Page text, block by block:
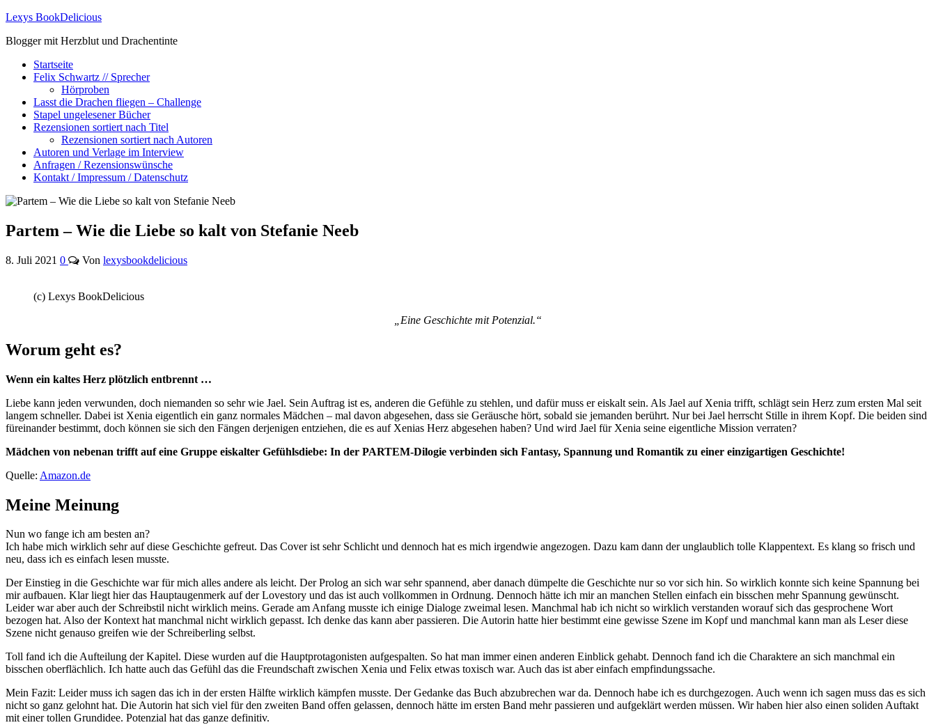
Lexys BookDelicious
Blogger mit Herzblut und Drachentinte
Startseite
Felix Schwartz // Sprecher
Hörproben
Lasst die Drachen fliegen – Challenge
Stapel ungelesener Bücher
Rezensionen sortiert nach Titel
Rezensionen sortiert nach Autoren
Autoren und Verlage im Interview
Anfragen / Rezensionswünsche
Kontakt / Impressum / Datenschutz
Partem – Wie die Liebe so kalt von Stefanie Neeb
8. Juli 2021 0 Von lexysbookdelicious
(c) Lexys BookDelicious
„Eine Geschichte mit Potenzial.“
Worum geht es?
Wenn ein kaltes Herz plötzlich entbrennt …
Liebe kann jeden verwunden, doch niemanden so sehr wie Jael. Sein Auftrag ist es, anderen die Gefühle zu stehlen, und dafür muss er eiskalt sein. Als Jael auf Xenia trifft, schlägt sein Herz zum ersten Mal seit
langem schneller. Dabei ist Xenia eigentlich ein ganz normales Mädchen – mal davon abgesehen, dass sie Geräusche hört, sobald sie jemanden berührt. Nur bei Jael herrscht Stille in ihrem Kopf. Die beiden sind
füreinander bestimmt, doch können sie sich den Fängen derjenigen entziehen, die es auf Xenias Herz abgesehen haben? Und wird Jael für Xenia seine eigentliche Mission verraten?
Mädchen von nebenan trifft auf eine Gruppe eiskalter Gefühlsdiebe: In der PARTEM-Dilogie verbinden sich Fantasy, Spannung und Romantik zu einer einzigartigen Geschichte!
Quelle: Amazon.de
Meine Meinung
Nun wo fange ich am besten an?
Ich habe mich wirklich sehr auf diese Geschichte gefreut. Das Cover ist sehr Schlicht und dennoch hat es mich irgendwie angezogen. Dazu kam dann der unglaublich tolle Klappentext. Es klang so frisch und
neu, dass ich es einfach lesen musste.
Der Einstieg in die Geschichte war für mich alles andere als leicht. Der Prolog an sich war sehr spannend, aber danach dümpelte die Geschichte nur so vor sich hin. So wirklich konnte sich keine Spannung bei
mir aufbauen. Klar liegt hier das Hauptaugenmerk auf der Lovestory und das ist auch vollkommen in Ordnung. Dennoch hätte ich mir an manchen Stellen einfach ein bisschen mehr Spannung gewünscht.
Leider war aber auch der Schreibstil nicht wirklich meins. Gerade am Anfang musste ich einige Dialoge zweimal lesen. Manchmal hab ich nicht so wirklich verstanden worauf sich das gesprochene Wort
bezogen hat. Also der Kontext hat manchmal nicht wirklich gepasst. Ich denke das kann aber passieren. Die Autorin hatte hier bestimmt eine gewisse Szene im Kopf und manchmal kann man als Leser diese
Szene nicht genauso greifen wie der Schreiberling selbst.
Toll fand ich die Aufteilung der Kapitel. Diese wurden auf die Hauptprotagonisten aufgespalten. So hat man immer einen anderen Einblick gehabt. Dennoch fand ich die Charaktere an sich manchmal ein
bisschen oberflächlich. Ich hatte auch das Gefühl das die Freundschaft zwischen Xenia und Felix etwas toxisch war. Auch das ist aber einfach empfindungssache.
Mein Fazit: Leider muss ich sagen das ich in der ersten Hälfte wirklich kämpfen musste. Der Gedanke das Buch abzubrechen war da. Dennoch habe ich es durchgezogen. Auch wenn ich sagen muss das es sich
nicht so ganz gelohnt hat. Die Autorin hat sich viel für den zweiten Band offen gelassen, dennoch hätte im ersten Band mehr passieren und aufgeklärt werden müssen. Wir haben hier also einen soliden Auftakt
mit einer tollen Grundidee. Potenzial hat das ganze definitiv.